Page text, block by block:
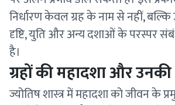
निर्धारण केवल ग्रह के नाम से नहीं,
दृष्टि, युति और अन्य दशाओं के परस्पर
है।
ग्रहों की महादशा और
ज्योतिष शास्त्र में महादशा को जीवन के